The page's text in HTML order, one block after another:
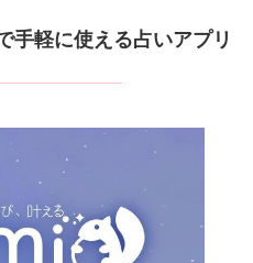
手軽に使える占いアプリ